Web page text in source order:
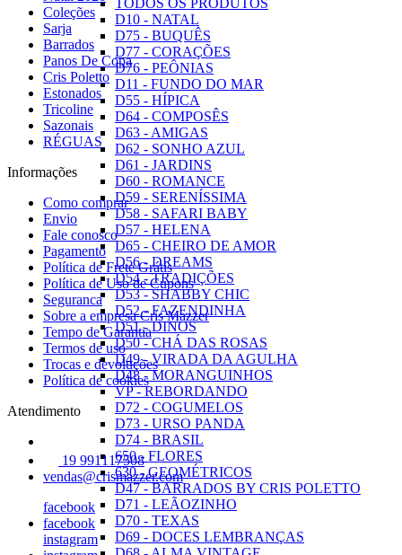
TODOS OS PRODUTOS
D10 - NATAL
D75 - BUQUÊS
D77 - CORAÇÕES
D76 - PEÔNIAS
D11 - FUNDO DO MAR
D55 - HÍPICA
D64 - COMPOSÊS
D63 - AMIGAS
D62 - SONHO AZUL
D61 - JARDINS
D60 - ROMANCE
D59 - SERENÍSSIMA
D58 - SAFARI BABY
D57 - HELENA
D65 - CHEIRO DE AMOR
D56 - DREAMS
D54 - TRADIÇÕES
D53 - SHABBY CHIC
D52 - FAZENDINHA
D51 - DINOS
D50 - CHÁ DAS ROSAS
D49 - VIRADA DA AGULHA
D48 - MORANGUINHOS
VP - REBORDANDO
D72 - COGUMELOS
D73 - URSO PANDA
D74 - BRASIL
650 - FLORES
630 - GEOMÉTRICOS
D47 - BARRADOS BY CRIS POLETTO
D71 - LEÃOZINHO
D70 - TEXAS
D69 - DOCES LEMBRANÇAS
Coleções
Sarja
Barrados
Panos De Copa
Cris Poletto
Estonados
Tricoline
Sazonais
RÉGUAS
Informações
Como comprar
Envio
Fale conosco
Pagamento
Política de Frete Grátis
Política de Uso de Cupons
Seguranca
Sobre a empresa Cris Mazzer
Tempo de Garantia
Termos de uso
Trocas e devoluções
Política de cookies
Atendimento
19 991117508
vendas@crismazzer.com
facebook
facebook
instagram